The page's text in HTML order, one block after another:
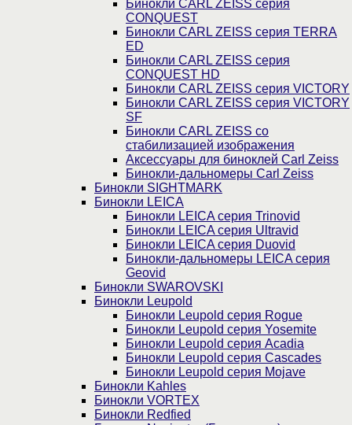
Бинокли CARL ZEISS серия
CONQUEST
Бинокли CARL ZEISS серия TERRA
ED
Бинокли CARL ZEISS серия
CONQUEST HD
Бинокли CARL ZEISS серия VICTORY
Бинокли CARL ZEISS серия VICTORY
SF
Бинокли CARL ZEISS со
стабилизацией изображения
Аксессуары для биноклей Carl Zeiss
Бинокли-дальномеры Carl Zeiss
Бинокли SIGHTMARK
Бинокли LEICA
Бинокли LEICA серия Trinovid
Бинокли LEICA серия Ultravid
Бинокли LEICA серия Duovid
Бинокли-дальномеры LEICA серия
Geovid
Бинокли SWAROVSKI
Бинокли Leupold
Бинокли Leupold серия Rogue
Бинокли Leupold серия Yosemite
Бинокли Leupold серия Acadia
Бинокли Leupold серия Cascades
Бинокли Leupold серия Mojave
Бинокли Kahles
Бинокли VORTEX
Бинокли Redfied